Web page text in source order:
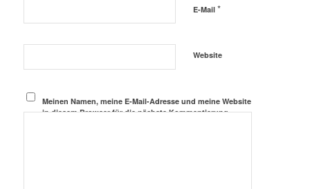
E-Mail *
Website
Meinen Namen, meine E-Mail-Adresse und meine Website
in diesem Browser für die nächste Kommentierung